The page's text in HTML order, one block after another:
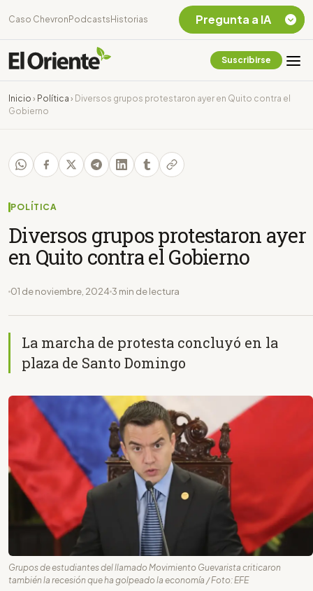
Caso Chevron Podcasts Historias
Suscribirse
Inicio › Política › Diversos grupos protestaron ayer en Quito contra el
Gobierno
POLÍTICA
Diversos grupos protestaron ayer
en Quito contra el Gobierno
01 de noviembre, 2024 3 min de lectura
La marcha de protesta concluyó en la
plaza de Santo Domingo
Grupos de estudiantes del llamado Movimiento Guevarista criticaron
también la recesión que ha golpeado la economía / Foto: EFE
Pregunta a IA
Chevron Ecuador